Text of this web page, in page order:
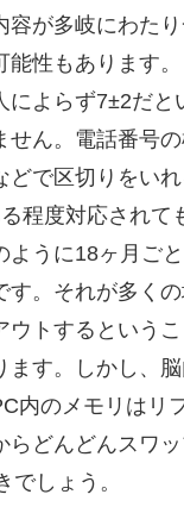
が多岐にわた
性もあります。
よらず7±2だ
ん。電話番号
で区切りをい
程度対応されて
うに18ヶ月ご
。それが多く
トするという
す。しかし、
内のメモリはリ
どんどんスワ
しょう。